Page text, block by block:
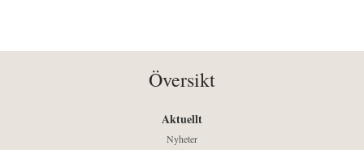
Översikt
Aktuellt
Nyheter